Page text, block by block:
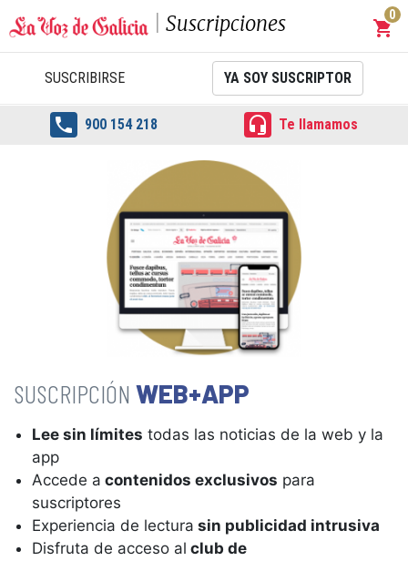
Suscripciones shopping_cart
0
SUSCRIBIRSE YA SOY SUSCRIPTOR
 900 154 218  Te llamamos
WEB+APP
Lee sin límites todas las noticias de la web y la
app
Accede a contenidos exclusivos para
suscriptores
Experiencia de lectura sin publicidad intrusiva
Disfruta de acceso al club de